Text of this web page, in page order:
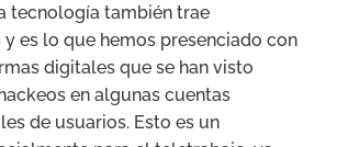
tecnología también trae
es lo que hemos presenciado con
digitales que se han visto
en algunas cuentas
de usuarios. Esto es un